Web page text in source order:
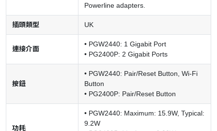
Powerline adapters.
插頭類型 UK
連接介面
• PGW2440: 1 Gigabit Port
• PG2400P: 2 Gigabit Ports
按鈕
• PGW2440: Pair/Reset Button, Wi-Fi
Button
• PG2400P: Pair/Reset Button
功耗
• PGW2440: Maximum: 15.9W, Typical:
9.2W